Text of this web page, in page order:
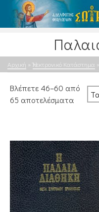
Αρχική » Ἠλεκτρονικό Κατάστημα »
Βλέπετε 46–60 από
65 αποτελέσματαSorted